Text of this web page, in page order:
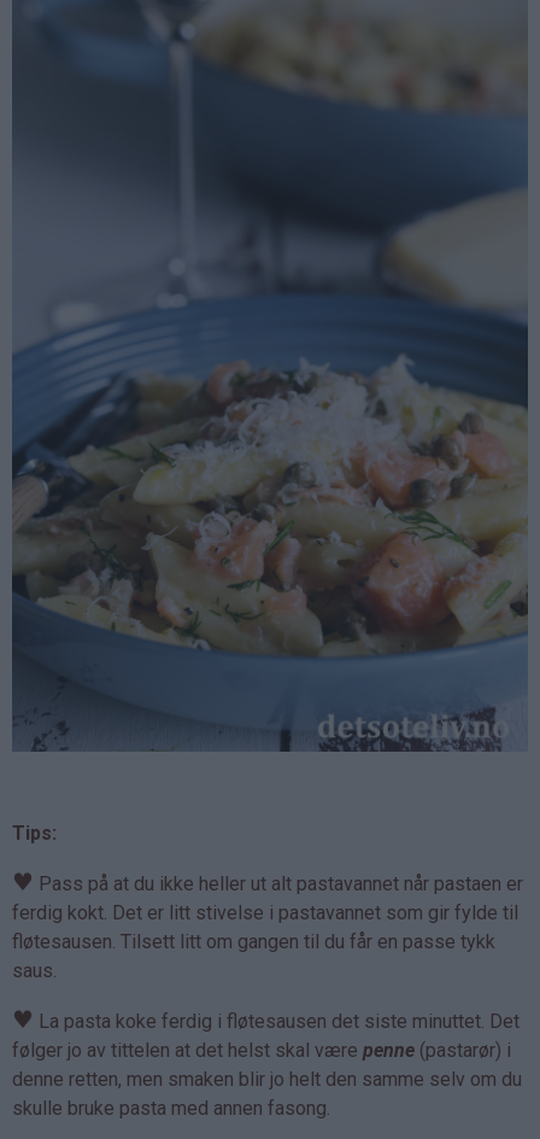
Tips:
♥ Pass på at du ikke heller ut alt pastavannet når pastaen er
ferdig kokt. Det er litt stivelse i pastavannet som gir fylde til
fløtesausen. Tilsett litt om gangen til du får en passe tykk
saus.
♥ La pasta koke ferdig i fløtesausen det siste minuttet. Det
følger jo av tittelen at det helst skal være penne (pastarør) i
denne retten, men smaken blir jo helt den samme selv om du
skulle bruke pasta med annen fasong.